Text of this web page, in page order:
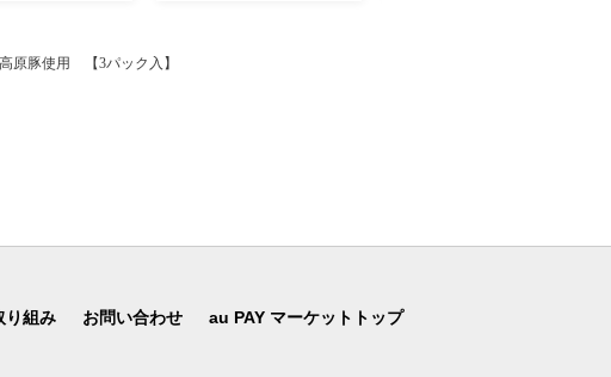
原豚使用 【3パック入】
り組み お問い合わせ au PAY マーケットトップ